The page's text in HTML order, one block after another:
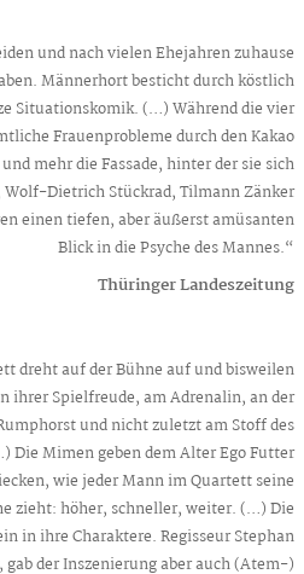
und nach vielen Ehejahren zuhause
Männerhort besticht durch köstlich
Situationskomik. (…) Während die vier
Frauenprobleme durch den Kakao
mehr die Fassade, hinter der sie sich
Wolf-Dietrich Stückrad, Tilmann Zänker
einen tiefen, aber äußerst amüsanten
Blick in die Psyche des Mannes.“
Thüringer Landeszeitung
dreht auf der Bühne auf und bisweilen
ihrer Spielfreude, am Adrenalin, an der
und nicht zuletzt am Stoff des
Die Mimen geben dem Alter Ego Futter
wie jeder Mann im Quartett seine
zieht: höher, schneller, weiter. (…) Die
in ihre Charaktere. Regisseur Stephan
der Inszenierung aber auch (Atem-)